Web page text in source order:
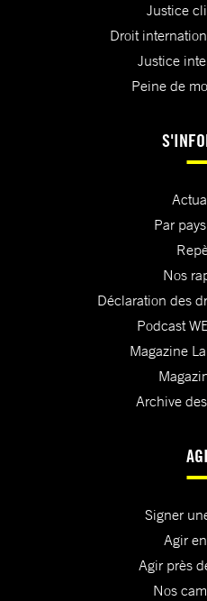
Justice
Droit
Justice
Peine de
Par
Nos
Déclaration des
Podcast
Magazine
Archive
Signer
Agir
Agir près
Nos